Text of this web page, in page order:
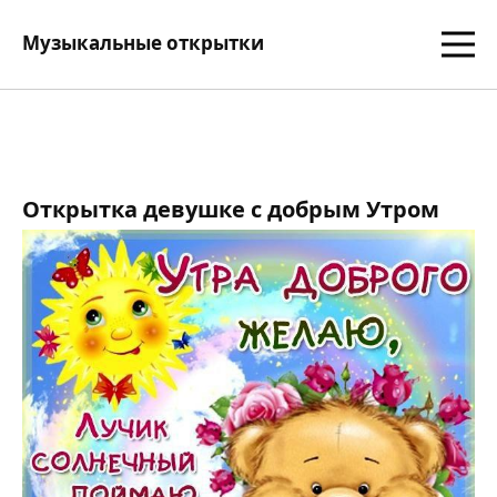
Музыкальные открытки
Открытка девушке с добрым Утром